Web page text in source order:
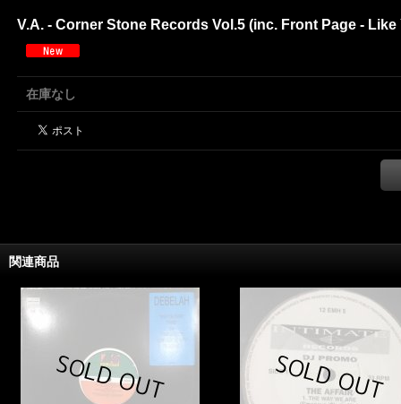
V.A. - Corner Stone Records Vol.5 (inc. Front Page -
在庫なし
関連商品